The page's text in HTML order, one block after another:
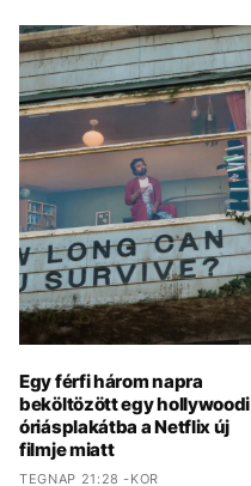
Egy férfi három napra
beköltözött egy hollywoodi
óriásplakátba a Netflix új
filmje miatt
TEGNAP 21:28 -KOR